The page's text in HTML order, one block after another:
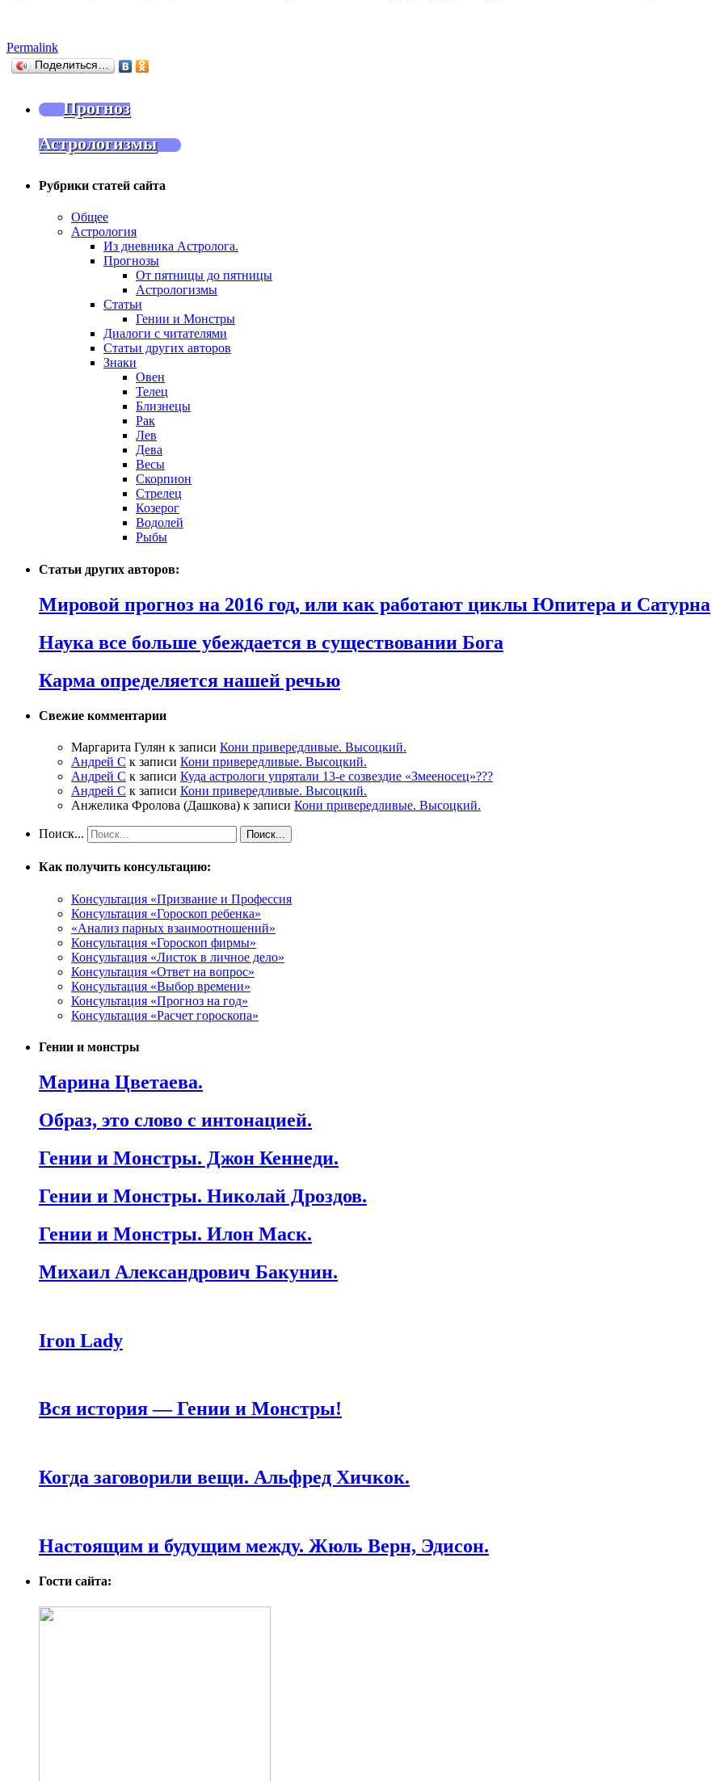
Permalink
Поделиться…
Прогноз
Астрологизмы
Рубрики статей сайта
Общее
Астрология
Из дневника Астролога.
Прогнозы
От пятницы до пятницы
Астрологизмы
Статьи
Гении и Монстры
Диалоги с читателями
Статьи других авторов
Знаки
Овен
Телец
Близнецы
Рак
Лев
Дева
Весы
Скорпион
Стрелец
Козерог
Водолей
Рыбы
Статьи других авторов:
Мировой прогноз на 2016 год, или как работают циклы Юпитера и Сатурна
Наука все больше убеждается в существовании Бога
Карма определяется нашей речью
Свежие комментарии
Маргарита Гулян к записи Кони привередливые. Высоцкий.
Андрей С к записи Кони привередливые. Высоцкий.
Андрей С к записи Куда астрологи упрятали 13-е созвездие «Змееносец»???
Андрей С к записи Кони привередливые. Высоцкий.
Анжелика Фролова (Дашкова) к записи Кони привередливые. Высоцкий.
Поиск...
Как получить консультацию:
Консультация «Призвание и Профессия
Консультация «Гороскоп ребенка»
«Анализ парных взаимоотношений»
Консультация «Гороскоп фирмы»
Консультация «Листок в личное дело»
Консультация «Ответ на вопрос»
Консультация «Выбор времени»
Консультация «Прогноз на год»
Консультация «Расчет гороскопа»
Гении и монстры
Марина Цветаева.
Образ, это слово с интонацией.
Гении и Монстры. Джон Кеннеди.
Гении и Монстры. Николай Дроздов.
Гении и Монстры. Илон Маск.
Михаил Александрович Бакунин.
Iron Lady
Вся история — Гении и Монстры!
Когда заговорили вещи. Альфред Хичкок.
Настоящим и будущим между. Жюль Верн, Эдисон.
Гости сайта: